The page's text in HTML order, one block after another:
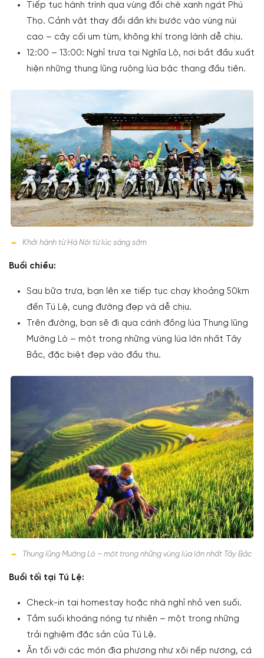
Tiếp tục hành trình qua vùng đồi chè xanh ngát Phú
Thọ. Cảnh vật thay đổi dần khi bước vào vùng núi
cao – cây cối um tùm, không khí trong lành dễ chịu.
12:00 – 13:00: Nghỉ trưa tại Nghĩa Lộ, nơi bắt đầu xuất
hiện những thung lũng ruộng lúa bậc thang đầu tiên.
Khởi hành từ Hà Nội từ lúc sáng sớm
Buổi chiều:
Sau bữa trưa, bạn lên xe tiếp tục chạy khoảng 50km
đến Tú Lệ, cung đường đẹp và dễ chịu.
Trên đường, bạn sẽ đi qua cánh đồng lúa Thung lũng
Mường Lò – một trong những vùng lúa lớn nhất Tây
Bắc, đặc biệt đẹp vào đầu thu.
Thung lũng Mường Lò – một trong những vùng lúa lớn nhất Tây Bắc
Buổi tối tại Tú Lệ:
Check-in tại homestay hoặc nhà nghỉ nhỏ ven suối.
Tắm suối khoáng nóng tự nhiên – một trong những
trải nghiệm đặc sản của Tú Lệ.
Ăn tối với các món địa phương như xôi nếp nương, cá